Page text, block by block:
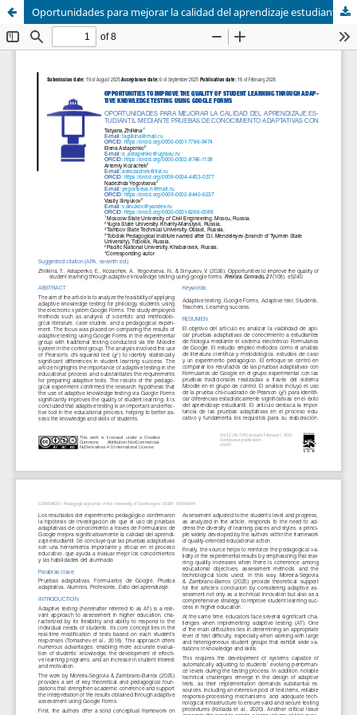
Oportunidades para mejorar la calidad del aprendizaje estudiantil mediante pruebas de conocimiento adaptativas con formularios de google